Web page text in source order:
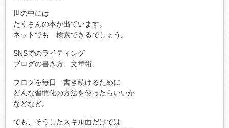
世の中には
たくさんの本が出ています。
ネットでも 検索できるでしょう。
SNSでのライティング
ブログの書き方、文章術、
ブログを毎日 書き続けるために
どんな習慣化の方法を使ったらいいか
などなど。
でも、そうしたスキル面だけでは